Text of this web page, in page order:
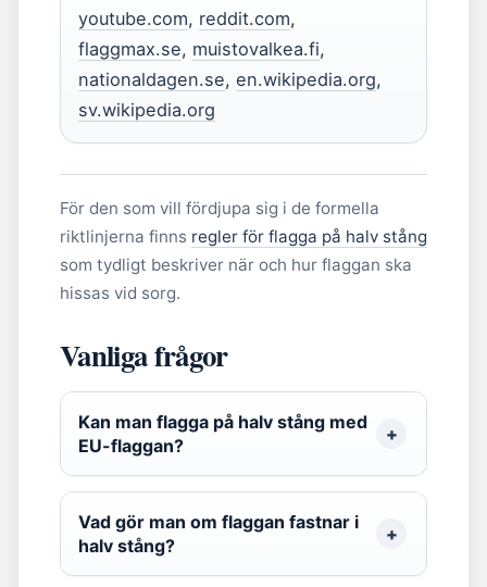
youtube.com, reddit.com,
flaggmax.se, muistovalkea.fi,
nationaldagen.se, en.wikipedia.org,
sv.wikipedia.org
För den som vill fördjupa sig i de formella
riktlinjerna finns regler för flagga på halv stång
som tydligt beskriver när och hur flaggan ska
hissas vid sorg.
Vanliga frågor
Kan man flagga på halv stång med
EU-flaggan?
Vad gör man om flaggan fastnar i
halv stång?